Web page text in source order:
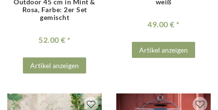
Outdoor 45 cm in Mint &
Rosa, Farbe: 2er Set
gemischt
52.00 €
Artikel anzeigen
weiß
49.00 €
Artikel anzeigen